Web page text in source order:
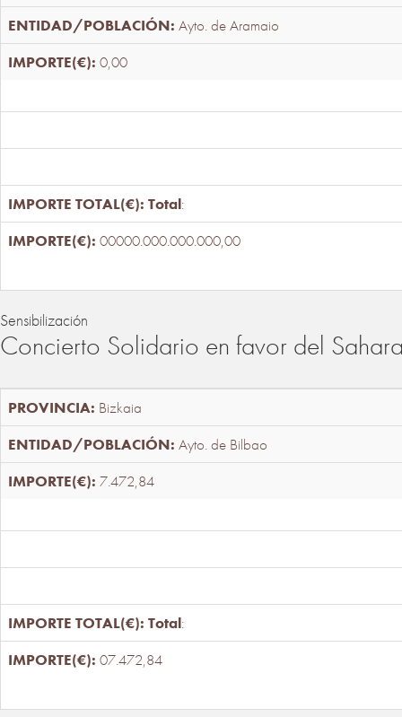
Ayto. de Aramaio
0,00
Total:
00000.000.000.000,00
Sensibilización
Concierto Solidario en favor del
Bizkaia
Ayto. de Bilbao
7.472,84
Total:
07.472,84